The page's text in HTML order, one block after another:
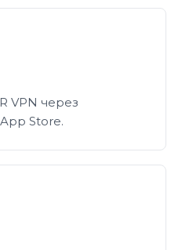
VPN через
Store.